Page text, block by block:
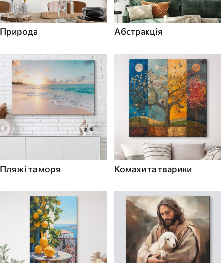
Природа Абстракція
Пляжі та моря Комахи та тварини